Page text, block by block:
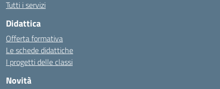
Tutti i servizi
Didattica
Offerta formativa
Le schede didattiche
I progetti delle classi
Novità